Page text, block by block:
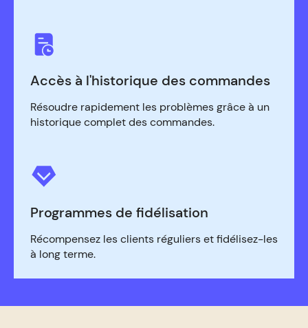
Accès à l'historique des commandes
Résoudre rapidement les problèmes grâce à un
historique complet des commandes.
Programmes de fidélisation
Récompensez les clients réguliers et fidélisez-les
à long terme.